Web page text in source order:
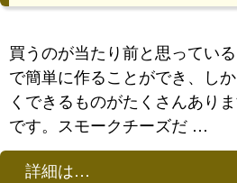
買うのが当たり前と思ってい
で簡単に作ることができ、し
くできるものがたくさんあり
です。スモークチーズだ …
詳細は…